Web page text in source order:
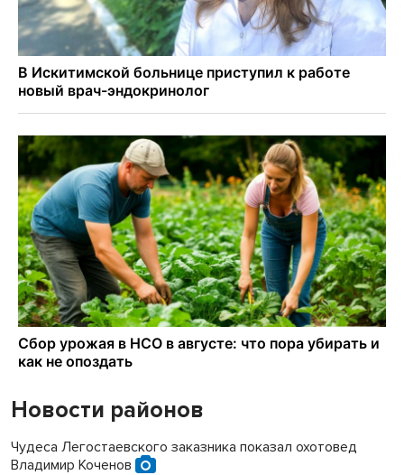
Новости районов
Чудеса Легостаевского заказника показал охотовед
Владимир Коченов